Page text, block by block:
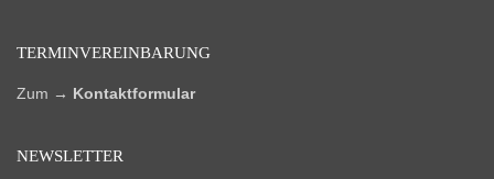
TERMIN­VEREINBARUNG
Zum → Kontaktformular
NEWSLETTER